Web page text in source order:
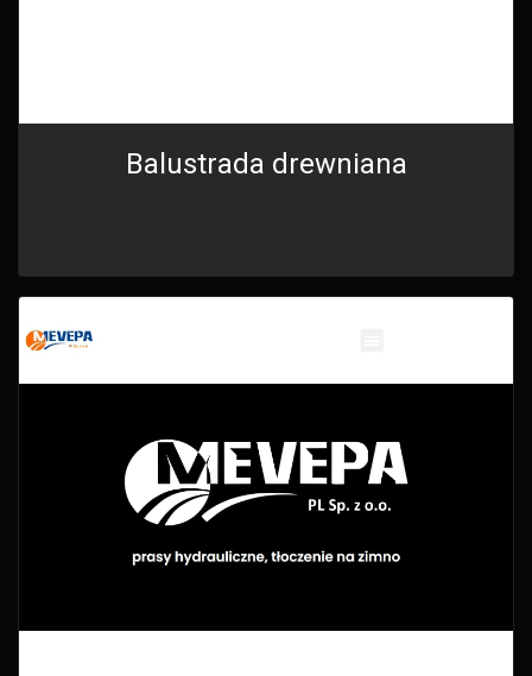
Balustrada drewniana